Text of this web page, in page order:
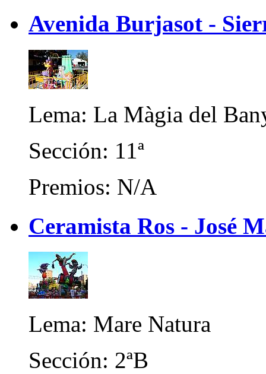
Avenida Burjasot -
Lema: La Màgia del
Sección: 11ª
Premios: N/A
Ceramista Ros - José
Lema: Mare Natura
Sección: 2ªB